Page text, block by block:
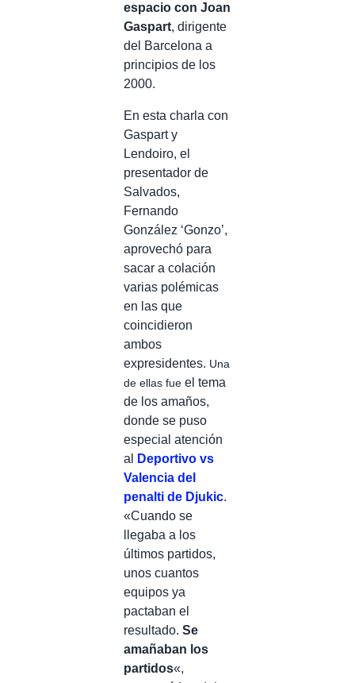
espacio con Joan
Gaspart, dirigente
del Barcelona a
principios de los
2000.
En esta charla con
Gaspart y
Lendoiro, el
presentador de
Salvados,
Fernando
González ‘Gonzo’,
aprovechó para
sacar a colación
varias polémicas
en las que
coincidieron
ambos
expresidentes. Una
de ellas fue el tema
de los amaños,
donde se puso
especial atención
al
Deportivo vs
Valencia del
penalti de Djukic.
«Cuando se
llegaba a los
últimos partidos,
unos cuantos
equipos ya
pactaban el
resultado. Se
amañaban los
partidos«,